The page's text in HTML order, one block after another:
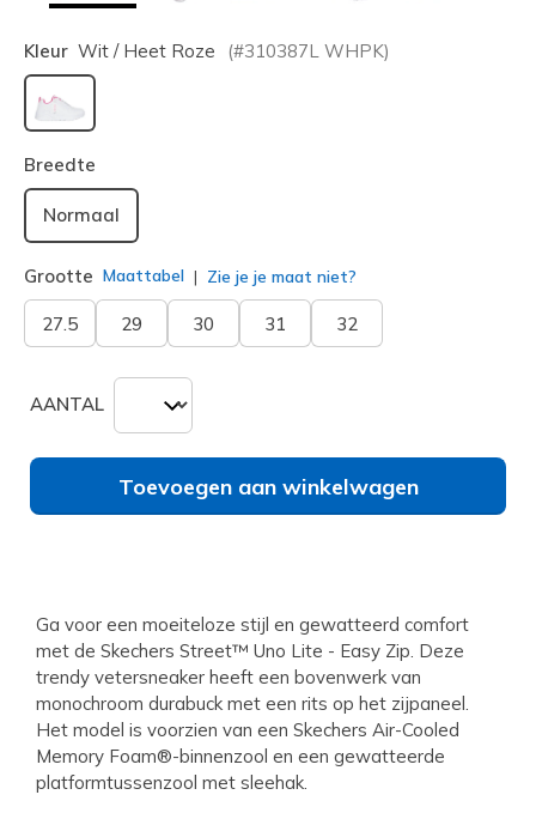
Kleur Wit / Heet Roze (#310387L WHPK)
geselecteerd
Breedte
Normaal
Grootte Maattabel Zie je je maat niet?
27.5 29 30 31 32
AANTAL
Toevoegen aan winkelwagen
Ga voor een moeiteloze stijl en gewatteerd comfort
met de Skechers Street™ Uno Lite - Easy Zip. Deze
trendy vetersneaker heeft een bovenwerk van
monochroom durabuck met een rits op het zijpaneel.
Het model is voorzien van een Skechers Air-Cooled
Memory Foam®-binnenzool en een gewatteerde
platformtussenzool met sleehak.